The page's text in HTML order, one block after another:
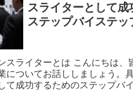
スライターとして成
ステップバイステッ
スライターとは こんにちは、
についてお話ししましょう。
て成功するためのステップバ